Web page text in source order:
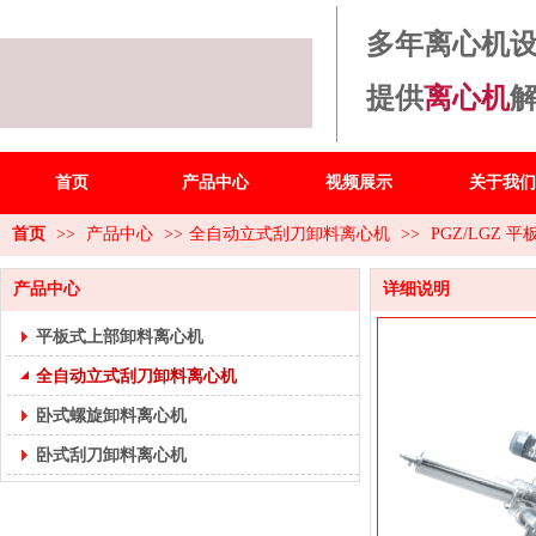
多年离心机
提供离心机
首页 产品中心 视频展示 关于我们
首页 >> 产品中心 >> 全自动立式刮刀卸料离心机 >> PGZ/LGZ 平
产品中心
平板式上部卸料离心机
全自动立式刮刀卸料离心机
卧式螺旋卸料离心机
卧式刮刀卸料离心机
详细说明